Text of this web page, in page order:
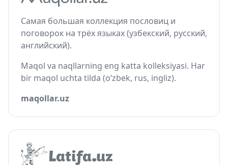
Самая большая коллекция пословиц и
поговорок на трёх языках (узбекский, русский,
английский).
Maqol va naqllarning eng katta kolleksiyasi. Har
bir maqol uchta tilda (o‘zbek, rus, ingliz).
maqollar.uz